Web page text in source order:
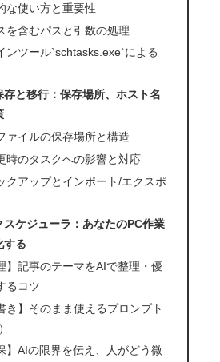
な使い方と重要性
を含むパスと引数の処理
ンツール`schtasks.exe`による
存と移行：保存場所、ホスト名
ァイルの保存場所と構造
時のタスクへの影響と対応
クアップとインポート/エクスポ
ケジューラ：あなたのPC作業
する
】記事のテーマをAIで整理・優
るコツ
き】そのまま使えるプロンプト
】AIの限界を伝え、人がどう微